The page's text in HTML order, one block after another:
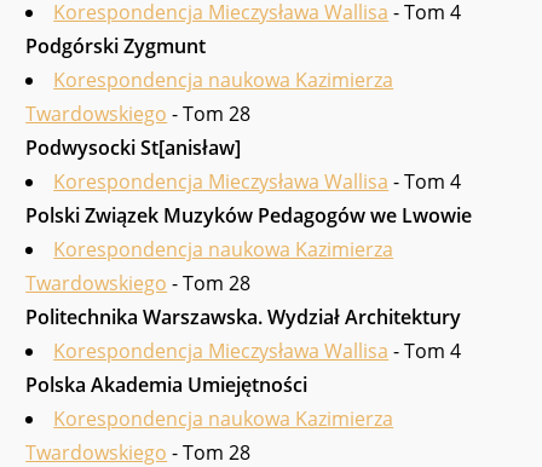
Korespondencja Mieczysława Wallisa - Tom 4
Podgórski Zygmunt
Korespondencja naukowa Kazimierza
Twardowskiego - Tom 28
Podwysocki St[anisław]
Korespondencja Mieczysława Wallisa - Tom 4
Pol­ski Związek Muzyków Pedagogów we Lwowie
Korespondencja naukowa Kazimierza
Twardowskiego - Tom 28
Politechnika Warszawska. Wydział Architektury
Korespondencja Mieczysława Wallisa - Tom 4
Polska Aka­demia Umiejętności
Korespondencja naukowa Kazimierza
Twardowskiego - Tom 28